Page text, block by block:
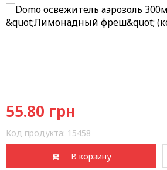
55.80 грн
Код продукта: 15458
В корзину